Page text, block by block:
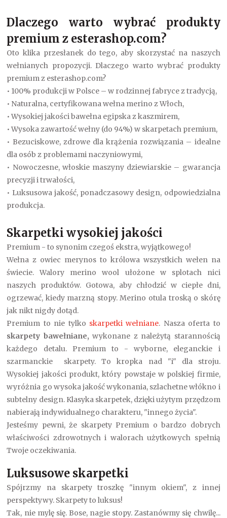
Dlaczego warto wybrać produkty
premium z esterashop.com?
Oto klika przesłanek do tego, aby skorzystać na naszych
wełnianych propozycji. Dlaczego warto wybrać produkty
premium z esterashop.com?
• 100% produkcji w Polsce – w rodzinnej fabryce z tradycją,
• Naturalna, certyfikowana wełna merino z Włoch,
• Wysokiej jakości bawełna egipska z kaszmirem,
• Wysoka zawartość wełny (do 94%) w skarpetach premium,
• Bezuciskowe, zdrowe dla krążenia rozwiązania – idealne
dla osób z problemami naczyniowymi,
• Nowoczesne, włoskie maszyny dziewiarskie – gwarancja
precyzji i trwałości,
• Luksusowa jakość, ponadczasowy design, odpowiedzialna
produkcja.
Skarpetki wysokiej jakości
Premium - to synonim czegoś ekstra, wyjątkowego!
Wełna z owiec merynos to królowa wszystkich wełen na
świecie. Walory merino wool ułożone w splotach nici
naszych produktów. Gotowa, aby chłodzić w ciepłe dni,
ogrzewać, kiedy marzną stopy. Merino otula troską o skórę
jak nikt nigdy dotąd.
Premium to nie tylko skarpetki wełniane. Nasza oferta to
skarpety bawełniane,wykonane z należytą starannością
każdego detalu. Premium to - wyborne, eleganckie i
szarmanckie skarpety. To kropka nad "i" dla stroju.
Wysokiej jakości produkt, który powstaje w polskiej firmie,
wyróżnia go wysoka jakość wykonania, szlachetne włókno i
subtelny design. Klasyka skarpetek, dzięki użytym przędzom
nabierają indywidualnego charakteru, "innego życia".
Jesteśmy pewni, że skarpety Premium o bardzo dobrych
właściwości zdrowotnych i walorach użytkowych spełnią
Twoje oczekiwania.
Luksusowe skarpetki
Spójrzmy na skarpety troszkę "innym okiem", z innej
perspektywy. Skarpety to luksus!
Tak, nie mylę się. Bose, nagie stopy. Zastanówmy się chwilę...